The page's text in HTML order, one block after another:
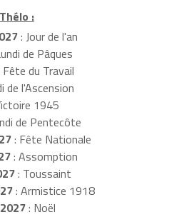
:
: Jour de l'an
de Pâques
Fête du Travail
de l'Ascension
1945
de Pentecôte
: Fête Nationale
: Assomption
: Toussaint
: Armistice 1918
: Noël